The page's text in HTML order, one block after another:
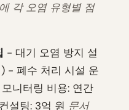
각 오염 유형별 점
- 대기 오염 방지 설
- 폐수 처리 시설 운
니터링 비용: 연간
설팅: 3억 원 문서